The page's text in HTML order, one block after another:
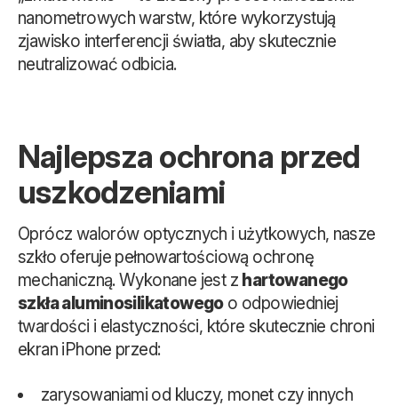
nanometrowych warstw, które wykorzystują
zjawisko interferencji światła, aby skutecznie
neutralizować odbicia.
Najlepsza ochrona przed
uszkodzeniami
Oprócz walorów optycznych i użytkowych, nasze
szkło oferuje pełnowartościową ochronę
mechaniczną. Wykonane jest z hartowanego
szkła aluminosilikatowegoo odpowiedniej
twardości i elastyczności, które skutecznie chroni
ekran iPhone przed:
zarysowaniami od kluczy, monet czy innych